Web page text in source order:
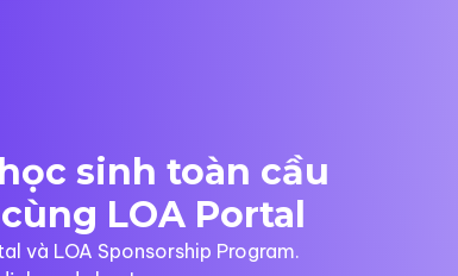
sinh toàn cầu
LOA Portal
và LOA Sponsorship Program.